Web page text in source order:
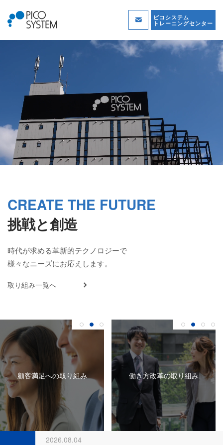
ピコシステム
トレーニングセンター
CREATE THE FUTURE
挑戦と創造
時代が求める革新的テクノロジーで
様々なニーズにお応えします。
取り組み一覧へ
顧客満足への取り組み 働き方改革の取り組み
2026.07.29
～SCS（セキュリティ対策評価制度）対応の
ポイント～【ピコシステムニュースVol.72】
2026.08.06
女子野球チーム「瀬戸内ブルーシャインズ」
とスポンサー契約締結⚾
2026.08.04